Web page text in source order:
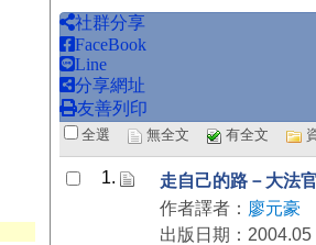
社群分享
FaceBook
Line
分享網址
友善列印
全選 無全文 有全文
1.
走自己的路－大法
作者譯者： 廖元豪
出版日期：2004.05